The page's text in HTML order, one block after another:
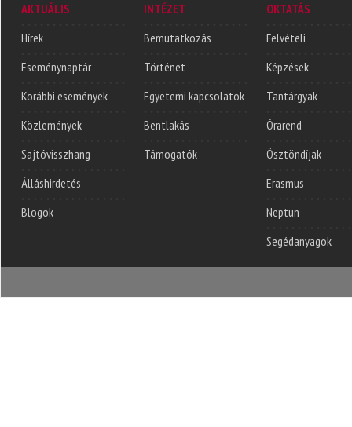
AKTUÁLIS
Hírek
Eseménynaptár
Korábbi események
Közlemények
Sajtóvisszhang
Álláshirdetés
Blogok
INTÉZET
Bemutatkozás
Történet
Egyetemi kapcsolatok
Bentlakás
Támogatók
OKTATÁS
Felvételi
Képzések
Tantárgyak
Órarend
Ösztöndíjak
Erasmus
Neptun
Segédanyagok